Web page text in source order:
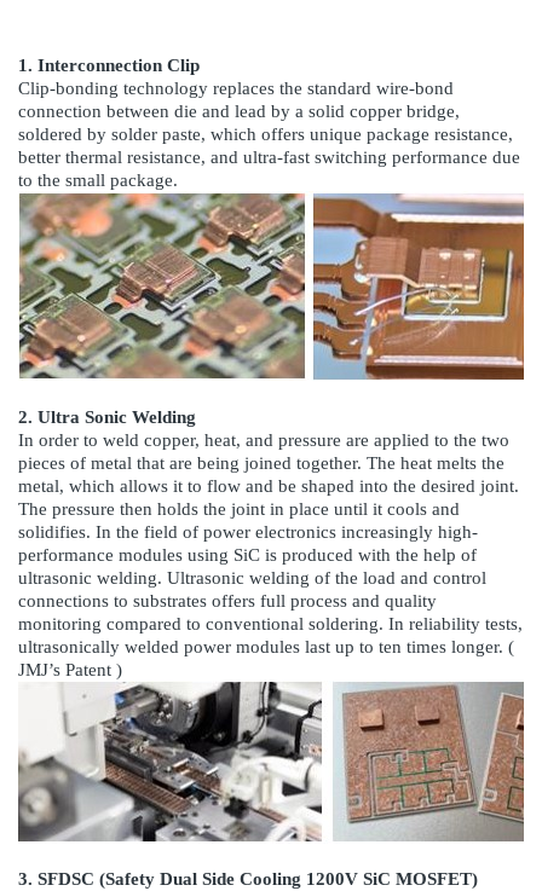
1. Interconnection Clip
Clip-bonding technology replaces the standard wire-bond
connection between die and lead by a solid copper bridge,
soldered by solder paste, which offers unique package resistance,
better thermal resistance, and ultra-fast switching performance due
to the small package.
2. Ultra Sonic Welding
In order to weld copper, heat, and pressure are applied to the two
pieces of metal that are being joined together. The heat melts the
metal, which allows it to flow and be shaped into the desired joint.
The pressure then holds the joint in place until it cools and
solidifies. In the field of power electronics increasingly high-
performance modules using SiC is produced with the help of
ultrasonic welding. Ultrasonic welding of the load and control
connections to substrates offers full process and quality
monitoring compared to conventional soldering. In reliability tests,
ultrasonically welded power modules last up to ten times longer. (
JMJ’s Patent )
3. SFDSC (Safety Dual Side Cooling 1200V SiC MOSFET)